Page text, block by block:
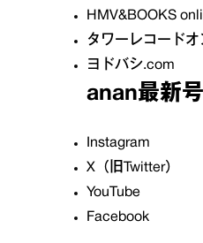
HMV&BOOKS
タワーレコードオ
ヨドバシ.com
anan最新
Instagram
X（旧Twitter）
YouTube
Facebook